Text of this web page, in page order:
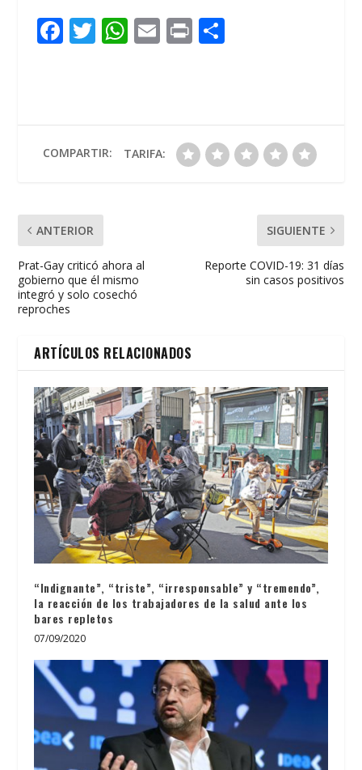
F
o
o
T W
A
p
E Pr
ar
ti
COMPARTIR: TARIFA:
ANTERIOR
Prat-Gay criticó ahora al
gobierno que él mismo
integró y solo cosechó
reproches
SIGUIENTE
Reporte COVID-19: 31 días
sin casos positivos
ARTÍCULOS RELACIONADOS
“Indignante”, “triste”, “irresponsable” y “tremendo”,
la reacción de los trabajadores de la salud ante los
bares repletos
07/09/2020